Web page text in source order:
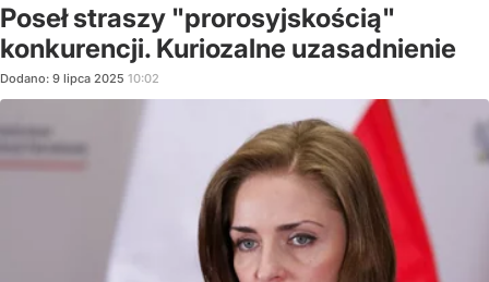
Poseł straszy "prorosyjskością"
konkurencji. Kuriozalne uzasadnienie
Dodano: 9 lipca 2025 10:02